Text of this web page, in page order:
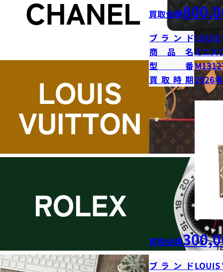
買取金額
ブランドLOUIS
商品名 ミニス
型番
買取時期2026
買取金額
ブランドLOUIS